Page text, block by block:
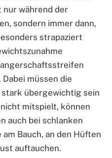
während der
sondern immer dann,
strapaziert
müssen die
übergewichtig sein
mitspielt, können
auch bei schlanken
Bauch, an den Hüften
auftauchen.